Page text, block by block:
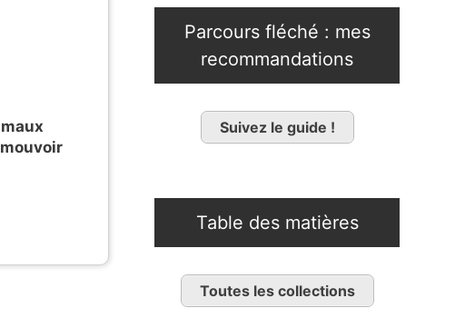
Parcours fléché : mes
recommandations
Suivez le guide !
Table des matières
Toutes les collections